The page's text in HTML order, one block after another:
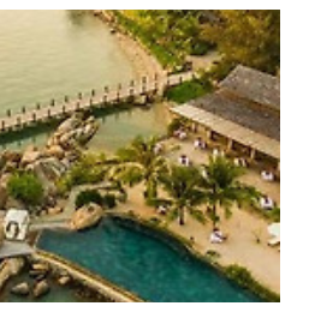
전 리조트 깜라인 - 올 스파 인클루시
세요. 퓨전 리조트 깜라인 - 올 스파 인
시설을 통해 잊을 수 없는 힐링 타임을
터넷으로 머무시는..